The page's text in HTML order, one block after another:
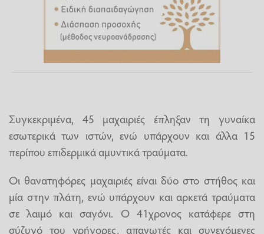
Συγκεκριμένα, 45 μαχαιριές έπληξαν τη γυναίκα
εσωτερικά των ιστών, ενώ υπάρχουν και άλλα 15
περίπου επιδερμικά αμυντικά τραύματα.
Οι θανατηφόρες μαχαιριές είναι δύο στο στήθος και
μία στην πλάτη, ενώ υπάρχουν και αρκετά τραύματα
σε λαιμό και σαγόνι. Ο 41χρονος κατάφερε στη
σύζυγό του γρήγορες, απανωτές και συνεχόμενες